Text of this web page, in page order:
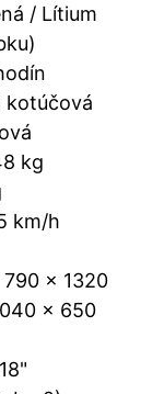
/ Lítium
kotúčová
kg
km/h
x 1320
x 650